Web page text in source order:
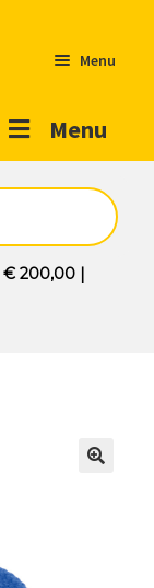
Menu
Menu
€ 200,00|